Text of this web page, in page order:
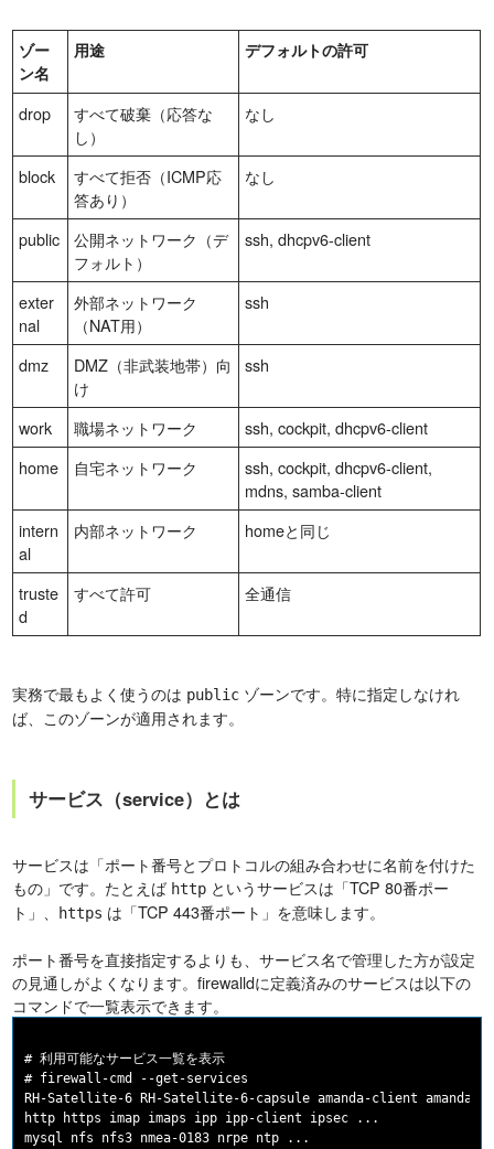
ゾー
ン名
用途 デフォルトの許可
drop
すべて破棄（応答な
し）
なし
block
すべて拒否（ICMP応
答あり）
なし
public
公開ネットワーク（デ
フォルト）
ssh, dhcpv6-client
exter
nal
外部ネットワーク
（NAT用）
ssh
dmz
DMZ（非武装地帯）向
け
ssh
work 職場ネットワーク
ssh, cockpit, dhcpv6-client
home
自宅ネットワーク
ssh, cockpit, dhcpv6-client,
mdns, samba-client
intern
al
内部ネットワーク homeと同じ
truste
d
すべて許可 全通信
実務で最もよく使うのは public ゾーンです。特に指定しなけれ
ば、このゾーンが適用されます。
サービス（service）とは
サービスは「ポート番号とプロトコルの組み合わせに名前を付けた
もの」です。たとえば http というサービスは「TCP 80番ポー
ト」、
https は「TCP 443番ポート」を意味します。
ポート番号を直接指定するよりも、サービス名で管理した方が設定
の見通しがよくなります。firewalldに定義済みのサービスは以下の
コマンドで一覧表示できます。
# 利用可能なサービス一覧を表示
# firewall-cmd --get-services
RH-Satellite-6 RH-Satellite-6-capsule amanda-client amanda-
http https imap imaps ipp ipp-client ipsec ...
mysql nfs nfs3 nmea-0183 nrpe ntp ...